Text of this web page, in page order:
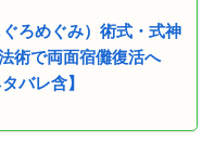
ろめぐみ）術式・式神
術で両面宿儺復活へ
バレ含】